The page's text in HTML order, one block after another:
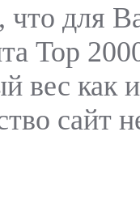
что для
Top
вес как
сайт